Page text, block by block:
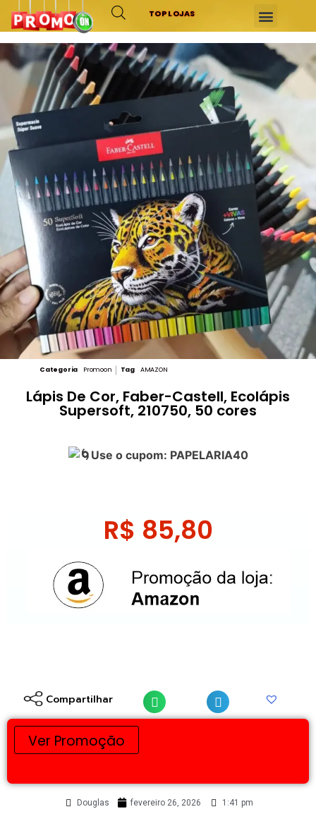
TOP LOJAS
Categoria Promoon Tag AMAZON
Lápis De Cor, Faber-Castell, Ecolápis
Supersoft, 210750, 50 cores
Use o cupom: PAPELARIA40
R$ 85,80
Compartilhar
Ver Promoção
Douglas fevereiro 26, 2026 1:41 pm